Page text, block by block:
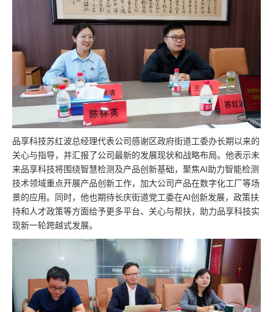
品享科技苏红波总经理代表公司感谢区政府街道工委办长期以来的
关心与指导，并汇报了公司最新的发展现状和战略布局。他表示未
来品享科技将围绕智慧检测及产品创新基础，聚焦AI助力智能检测
技术领域重点开展产品创新工作，加大公司产品在数字化工厂等场
景的应用。同时，他也期待长庆街道党工委在AI创新发展，政策扶
持和人才政策等方面给予更多平台、关心与帮扶，助力品享科技实
现新一轮跨越式发展。